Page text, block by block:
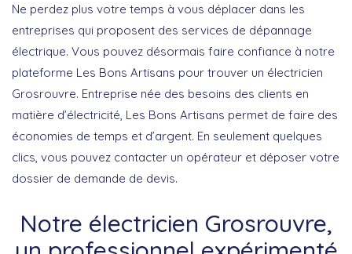
Ne perdez plus votre temps à vous déplacer dans les
entreprises qui proposent des services de dépannage
électrique. Vous pouvez désormais faire confiance à notre
plateforme Les Bons Artisans pour trouver un électricien
Grosrouvre. Entreprise née des besoins des clients en
matière d’électricité, Les Bons Artisans permet de faire des
économies de temps et d’argent. En seulement quelques
clics, vous pouvez contacter un opérateur et déposer votre
dossier de demande de devis.
Notre électricien Grosrouvre,